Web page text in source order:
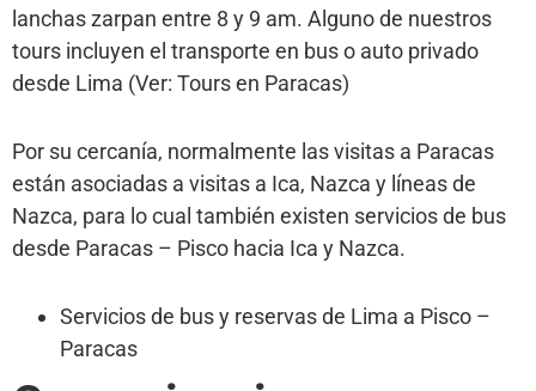
lanchas zarpan entre 8 y 9 am. Alguno de nuestros
tours incluyen el transporte en bus o auto privado
desde Lima (Ver: Tours en Paracas)
Por su cercanía, normalmente las visitas a Paracas
están asociadas a visitas a Ica, Nazca y líneas de
Nazca, para lo cual también existen servicios de bus
desde Paracas – Pisco hacia Ica y Nazca.
Servicios de bus y reservas de Lima a Pisco –
Paracas